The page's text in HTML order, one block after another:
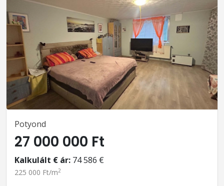
Potyond
27 000 000 Ft
Kalkulált € ár: 74 586 €
225 000 Ft/m2